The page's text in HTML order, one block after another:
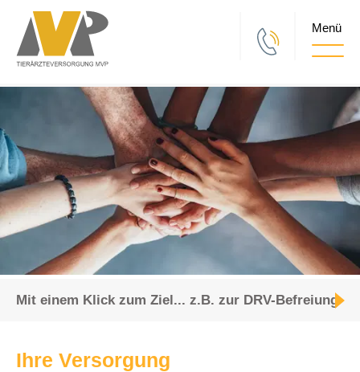
Mit einem Klick zum Ziel... z.B. zur DRV-Befreiung
Ihre Versorgung